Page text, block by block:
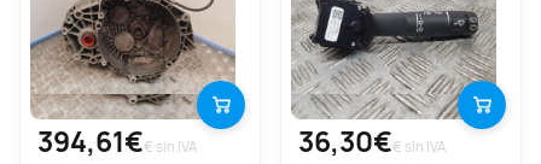
394,61€€ sin IVA 36,30€€ sin IVA